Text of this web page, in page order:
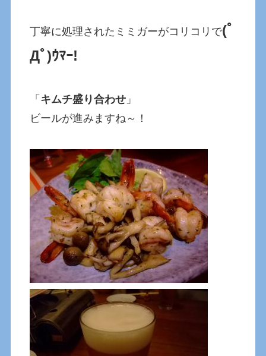
丁寧に処理されたミミガーがコリコリで(ﾟ
Дﾟ)ｳﾏｰ!
「 キムチ盛り合わせ 」
ビールが進みますね～！